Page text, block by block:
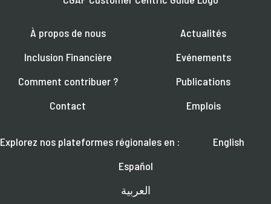
À propos de nous
Inclusion Financière
Comment contribuer ?
Contact
Actualités
Evénements
Publications
Emplois
Explorez nos plateformes régionales en :
English
Español
العربية